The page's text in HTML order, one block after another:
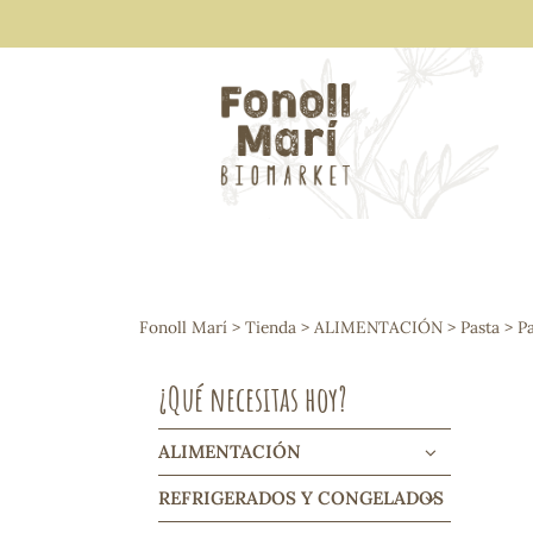
Arroces y legumbres
Frutos secos y snacks
Cereales, mueslis, hinchados y
Galletas y dulces
Vinos y cavas
Condimentos y salsas
Harinas y sémolas
Pasta
Fonoll Marí > Tienda > ALIMENTACIÓN > Pasta >
¿Qué necesitas hoy?
ALIMENTACIÓN
REFRIGERADOS Y CONGELADOS